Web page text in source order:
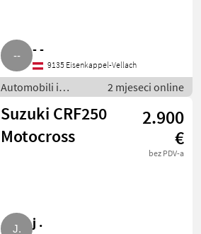
- -
9135 Eisenkappel-Vellach
Automobili i
motocikli / Motori
2 mjeseci online
Suzuki CRF250
Motocross
2.900
€
bez PDV-a
j .